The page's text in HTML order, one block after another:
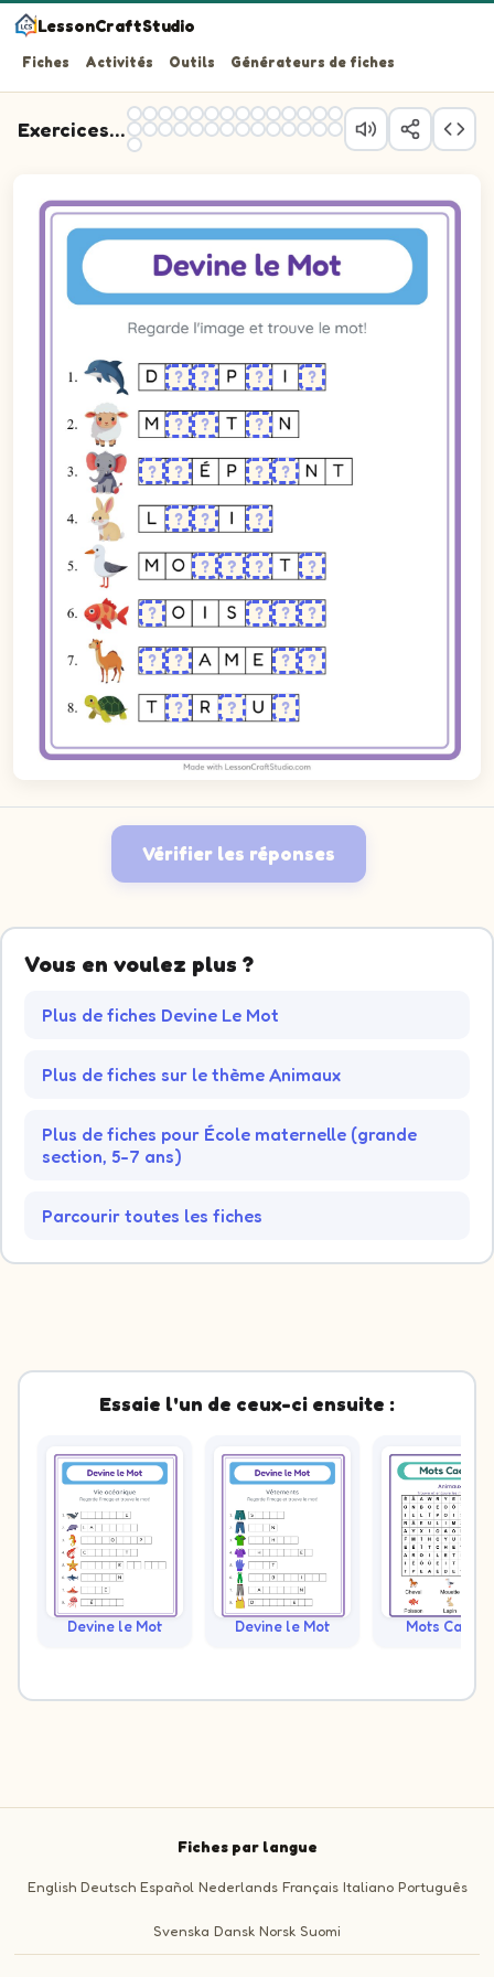
LessonCraftStudio
Fiches Activités Outils Générateurs de fiches
Exercices devine le mot
Question 2 : écris le mot correspondant à l'image.
Question 3 : écris le mot correspondant à l'image.
Question 4 : écris le mot correspondant à l'image.
Question 5 : écris le mot correspondant à l'image.
Question 6 : écris le mot correspondant à l'image.
Question 7 : écris le mot correspondant à l'image.
Vérifier les réponses
Vous en voulez plus ?
Plus de fiches Devine Le Mot
Plus de fiches sur le thème Animaux
Plus de fiches pour École maternelle (grande
section, 5-7 ans)
Parcourir toutes les fiches
Essaie l'un de ceux-ci ensuite :
Devine le Mot Devine le Mot Mots Cachés
Fiches par langue
English Deutsch Español Nederlands Français Italiano Português
Svenska Dansk Norsk Suomi